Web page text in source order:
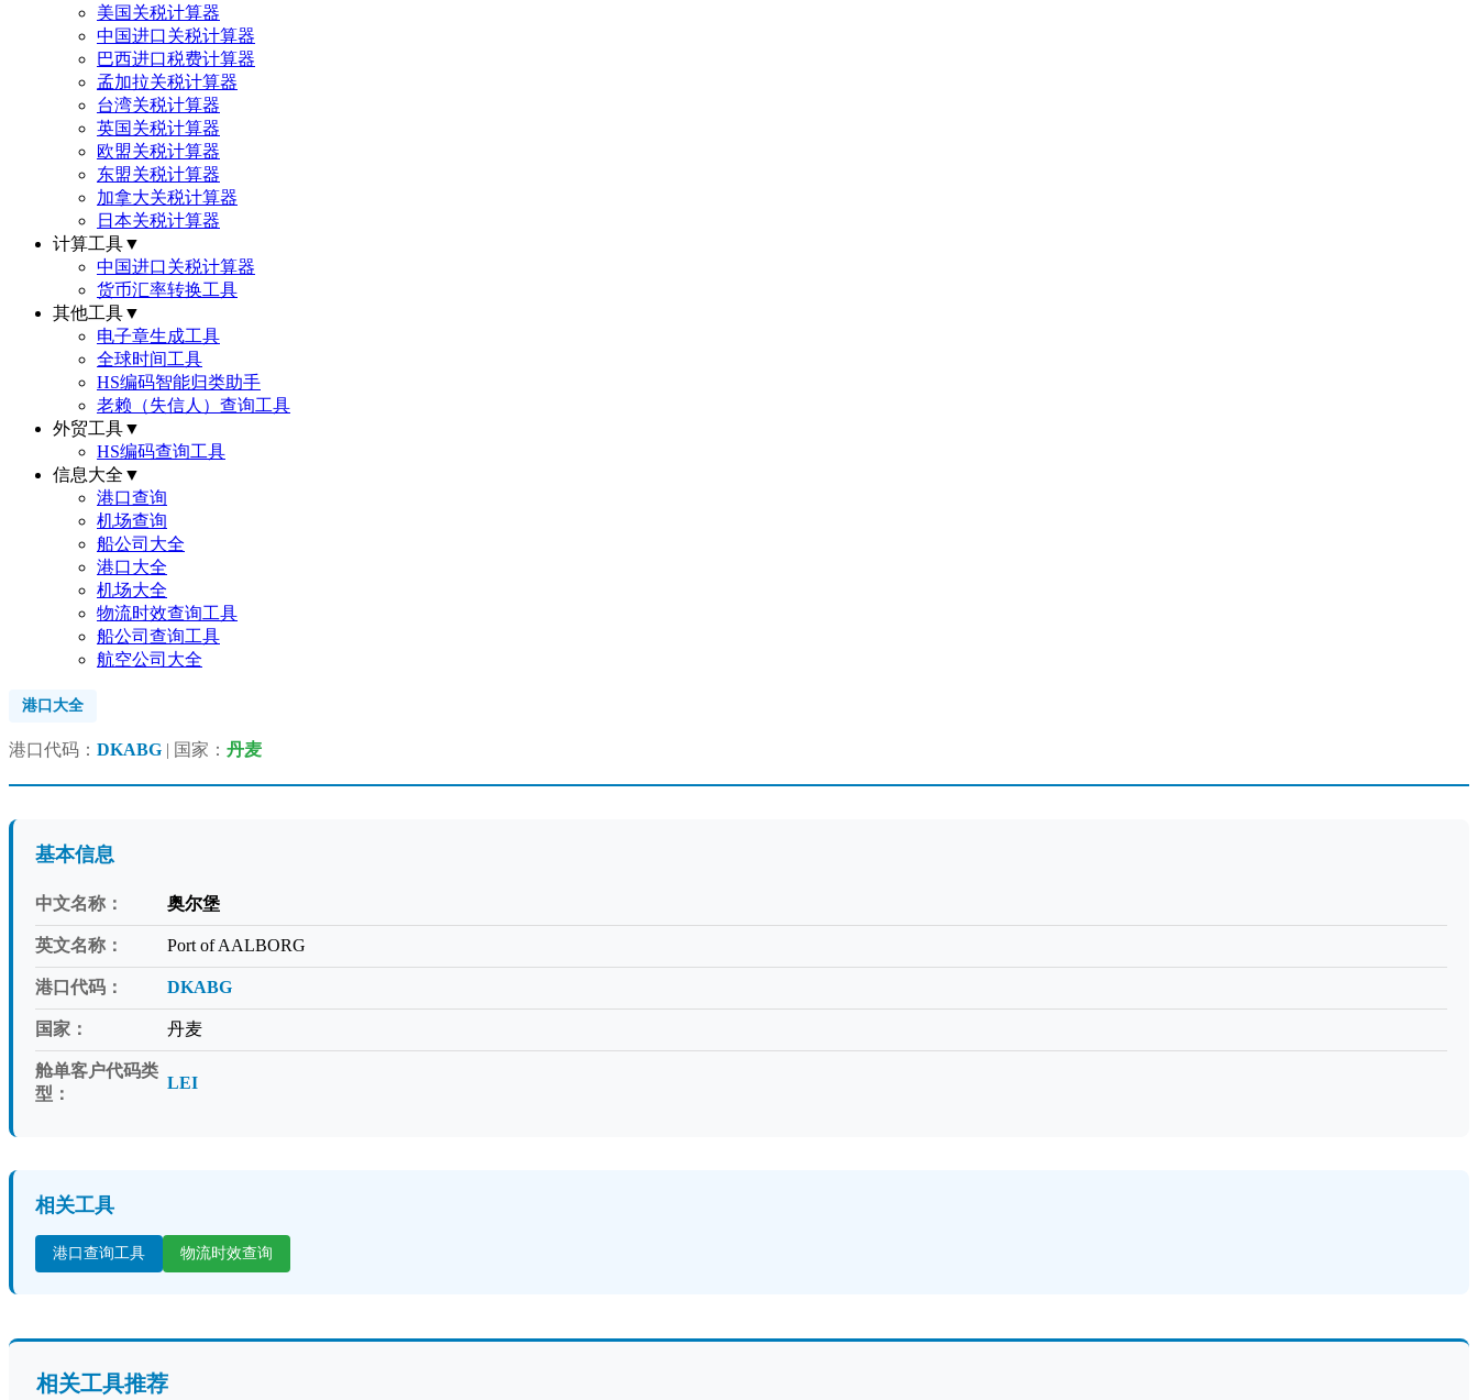
美国关税计算器
中国进口关税计算器
巴西进口税费计算器
孟加拉关税计算器
台湾关税计算器
英国关税计算器
欧盟关税计算器
东盟关税计算器
加拿大关税计算器
日本关税计算器
计算工具▼
中国进口关税计算器
货币汇率转换工具
其他工具▼
电子章生成工具
全球时间工具
HS编码智能归类助手
老赖（失信人）查询工具
外贸工具▼
HS编码查询工具
信息大全 ▼
港口查询
机场查询
船公司大全
港口大全
机场大全
物流时效查询工具
船公司查询工具
航空公司大全
港口大全
港口代码： DKABG | 国家： 丹麦
基本信息
中文名称： 奥尔堡
英文名称： Port of AALBORG
港口代码： DKABG
国家： 丹麦
舱单客户代码类
型：
LEI
相关工具
港口查询工具 物流时效查询
相关工具推荐